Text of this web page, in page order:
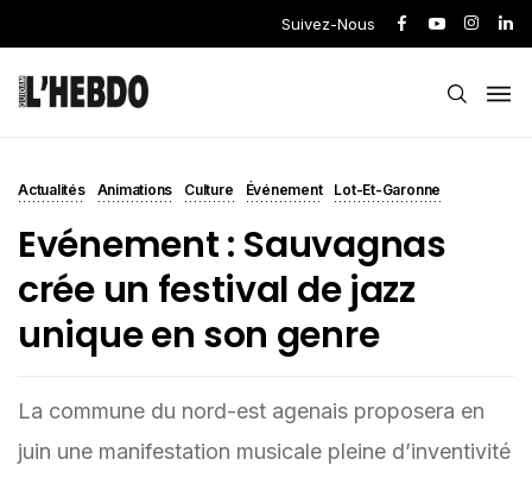
Suivez-Nous
Actualités Animations Culture Événement Lot-Et-Garonne
Evénement : Sauvagnas
crée un festival de jazz
unique en son genre
La commune du nord-est agenais proposera en
juin une manifestation musicale pleine d’inventivité